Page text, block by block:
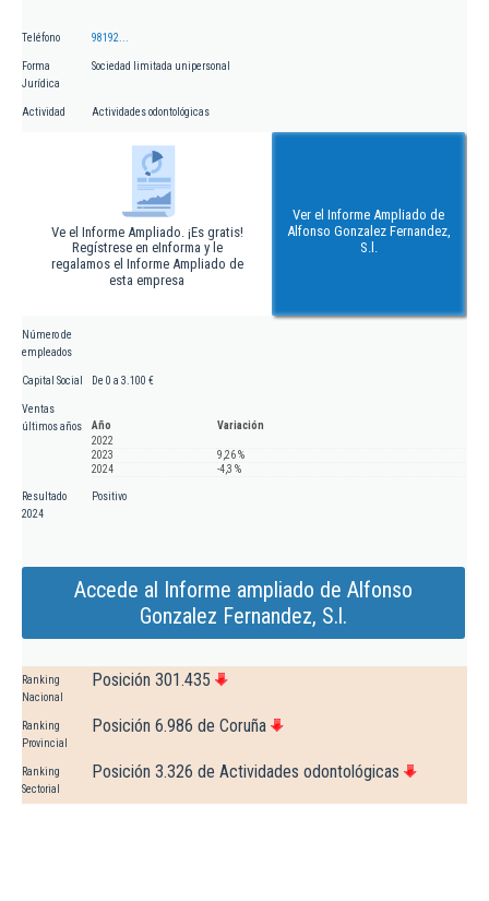
Teléfono 98192...
Forma
Jurídica
Sociedad limitada unipersonal
Actividad Actividades odontológicas
Ve el Informe Ampliado. ¡Es gratis!
Regístrese en eInforma y le
regalamos el Informe Ampliado de
esta empresa
Ver el Informe Ampliado de
Alfonso Gonzalez Fernandez,
S.l.
Número de
empleados
Capital Social De 0 a 3.100 €
Ventas
últimos años
Año
Variación
2022
2023
9,26 %
2024
-4,3 %
Resultado
2024
Positivo
Accede al Informe ampliado de Alfonso
Gonzalez Fernandez, S.l.
Ranking
Nacional
Posición 301.435
Ranking
Provincial
Posición 6.986 de Coruña
Ranking
Sectorial
Posición 3.326 de Actividades odontológicas